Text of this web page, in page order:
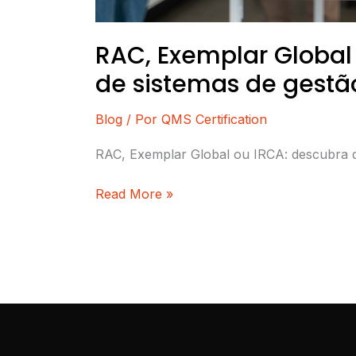
RAC, Exemplar
de sistemas de
Blog / Por QMS Certification
RAC, Exemplar Global ou IRCA:
Read More »